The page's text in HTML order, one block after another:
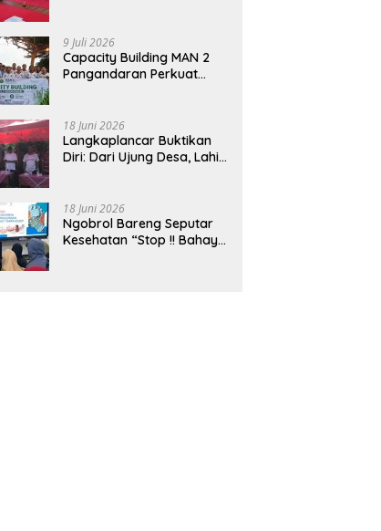
Pangandaran, Tekankan
Pentingnya Sinergi Antar
Lini
9 Juli 2026
Capacity Building MAN 2
Pangandaran Perkuat
18 Juni 2026
Langkaplancar Buktikan
Diri: Dari Ujung Desa, Lahir
18 Juni 2026
Ngobrol Bareng Seputar
Kesehatan “Stop !! Bahaya